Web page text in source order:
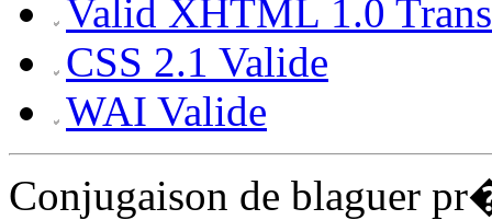
Valid XHTML 1.0
CSS 2.1 Valide
WAI Valide
Conjugaison de blaguer